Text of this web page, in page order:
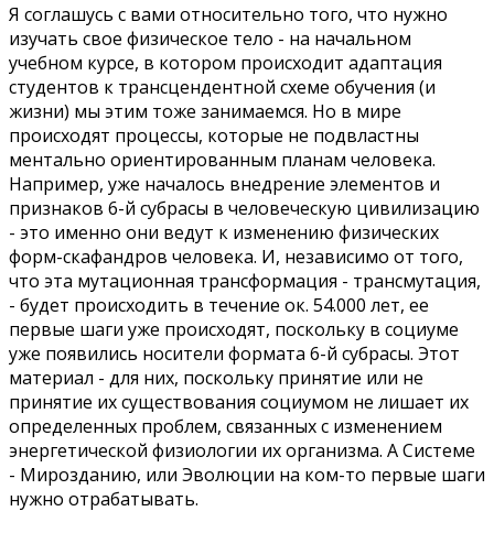
Я соглашусь с вами относительно того, что нужно
изучать свое физическое тело - на начальном
учебном курсе, в котором происходит адаптация
студентов к трансцендентной схеме обучения (и
жизни) мы этим тоже занимаемся. Но в мире
происходят процессы, которые не подвластны
ментально ориентированным планам человека.
Например, уже началось внедрение элементов и
признаков 6-й субрасы в человеческую цивилизацию
- это именно они ведут к изменению физических
форм-скафандров человека. И, независимо от того,
что эта мутационная трансформация - трансмутация,
- будет происходить в течение ок. 54.000 лет, ее
первые шаги уже происходят, поскольку в социуме
уже появились носители формата 6-й субрасы. Этот
материал - для них, поскольку принятие или не
принятие их существования социумом не лишает их
определенных проблем, связанных с изменением
энергетической физиологии их организма. А Системе
- Мирозданию, или Эволюции на ком-то первые шаги
нужно отрабатывать.